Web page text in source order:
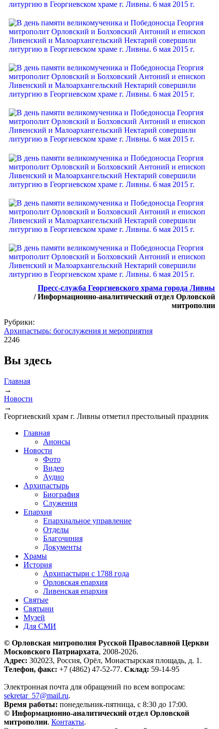
Пресс-служба Георгиевского храма города Ливны
/ Информационно-аналитический отдел Орловской
митрополии
Рубрики:
Архипастырь: богослужения и мероприятия
2246
Вы здесь
Главная
→
Новости
→
Георгиевский храм г. Ливны отметил престольный праздник
Главная
Анонсы
Новости
Фото
Видео
Аудио
Архипастырь
Биография
Служения
Епархия
Епархиальное управление
Отделы
Благочиния
Документы
Храмы
История
Архипастыри с 1788 года
Орловская епархия
Ливенская епархия
Святые
Святыни
Музей
Для СМИ
© Орловская митрополия Русской Православной Церкви
Московского Патриархата, 2008-2026.
Адрес: 302023, Россия, Орёл, Монастырская площадь, д. 1.
Телефон, факс: +7 (4862) 47-52-77. Склад: 59-14-95
Электронная почта для обращений по всем вопросам:
sekretar_57@mail.ru.
Время работы: понедельник-пятница, с 8:30 до 17:00.
© Информационно-аналитический отдел Орловской
митрополии. Контакты.